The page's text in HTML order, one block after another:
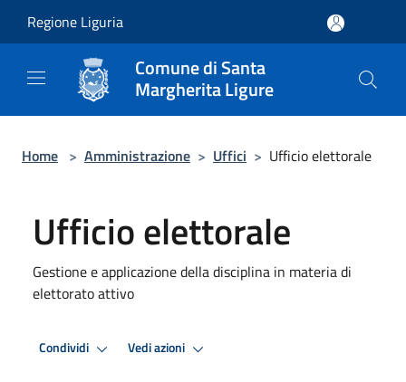
Regione Liguria
Comune di Santa
Margherita Ligure
Home > Amministrazione > Uffici > Ufficio elettorale
Ufficio elettorale
Gestione e applicazione della disciplina in materia di
elettorato attivo
Condividi Vedi azioni